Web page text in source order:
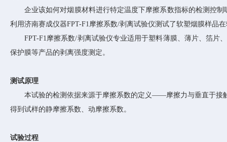
企业该如何对烟膜材料进行特定温度下摩擦系数指标的检测控
利用济南赛成仪器FPT-F1摩擦系数/剥离试验仪测试了软塑烟膜样品
FPT-F1摩擦系数/剥离试验仪专业适用于塑料薄膜、薄片、箔
保护膜等产品的剥离强度测定。
测试原理
本试验的检测依据来源于摩擦系数的定义——摩擦力与垂直于接
得到试样的静摩擦系数、动摩擦系数。
试验过程